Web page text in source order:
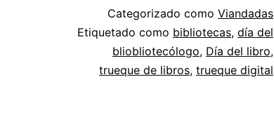
Categorizado como Viandadas
Etiquetado como bibliotecas, día del
bliobliotecólogo, Día del libro,
trueque de libros, trueque digital